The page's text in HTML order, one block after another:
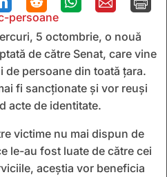
5 octombrie, o nouă
de către Senat, care vine
persoane din toată țara.
fi sancționate și vor reuși
acte de identitate.
victime nu mai dispun de
le-au fost luate de către cei
aceștia vor beneficia